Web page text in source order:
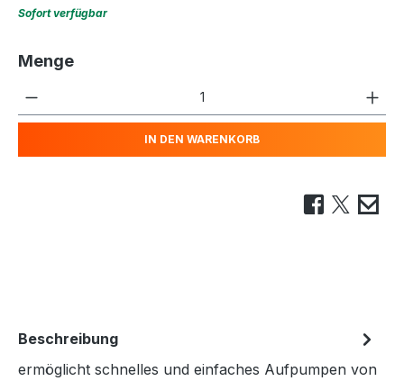
Sofort verfügbar
Menge
Produkt Anzahl: Gib den
IN DEN WARENKORB
Beschreibung
ermöglicht schnelles und einfaches Aufpumpen von